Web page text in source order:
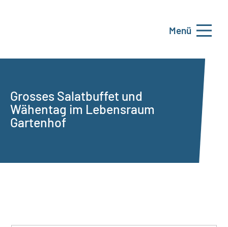
Menü
Grosses Salatbuffet und
Wähentag im Lebensraum
Gartenhof